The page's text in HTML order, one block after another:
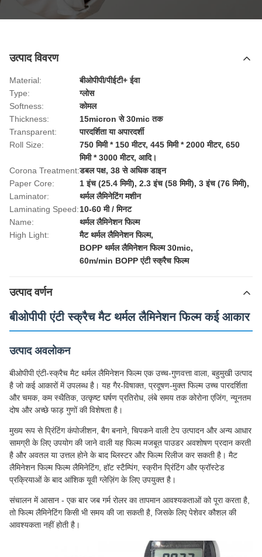
उत्पाद विवरण
Material:
बीओपीपी/पीईटी+ ईवा
Type:
ग्लोस
Softness:
कोमल
Thickness:
15micron से 30mic तक
Transparent:
पारदर्शिता या अपारदर्शी
Roll Size:
750 मिमी * 150 मीटर, 445 मिमी * 2000 मीटर, 650
मिमी * 3000 मीटर, आदि।
Corona Treatment:डबल पक्ष, 38 से अधिक डाइन
Paper Core:
1 इंच (25.4 मिमी), 2.3 इंच (58 मिमी), 3 इंच (76 मिमी),
Laminator:
थर्मल लैमिनेटिंग मशीन
Laminating Speed:10-60 मी / मिनट
Name:
थर्मल लैमिनेशन फिल्म
High Light:
मैट थर्मल लैमिनेशन फिल्म,
BOPP थर्मल लैमिनेशन फिल्म 30mic,
60m/min BOPP एंटी स्क्रैच फिल्म
उत्पाद वर्णन
बीओपीपी एंटी स्क्रैच मैट थर्मल लैमिनेशन फिल्म कई आकार
उत्पाद अवलोकन
बीओपीपी एंटी-स्क्रैच मैट थर्मल लैमिनेशन फिल्म एक उच्च-गुणवत्ता वाला, बहुमुखी उत्पाद
है जो कई आकारों में उपलब्ध है। यह गैर-विषाक्त, प्रदूषण-मुक्त फिल्म उच्च पारदर्शिता
और चमक, कम स्थैतिक, उत्कृष्ट घर्षण प्रतिरोध, लंबे समय तक कोरोना एजिंग, न्यूनतम
दोष और अच्छे फाड़ गुणों की विशेषता है।
मुख्य रूप से प्रिंटिंग कंपोजीशन, बैग बनाने, चिपकने वाली टेप उत्पादन और अन्य आधार
सामग्री के लिए उपयोग की जाने वाली यह फिल्म मजबूत पाउडर अवशोषण प्रदान करती
है और अवतल या उत्तल होने के बाद ब्लिस्टर और फिल्म रिलीज कर सकती है। मैट
लैमिनेशन फिल्म फिल्म लैमिनेटिंग, हॉट स्टैम्पिंग, स्क्रीन प्रिंटिंग और फ्रॉस्टेड
प्रक्रियाओं के बाद आंशिक यूवी ग्लेज़िंग के लिए उपयुक्त है।
संचालन में आसान - एक बार जब गर्म रोलर का तापमान आवश्यकताओं को पूरा करता है,
तो फिल्म लैमिनेटिंग किसी भी समय की जा सकती है, जिसके लिए पेशेवर कौशल की
आवश्यकता नहीं होती है।